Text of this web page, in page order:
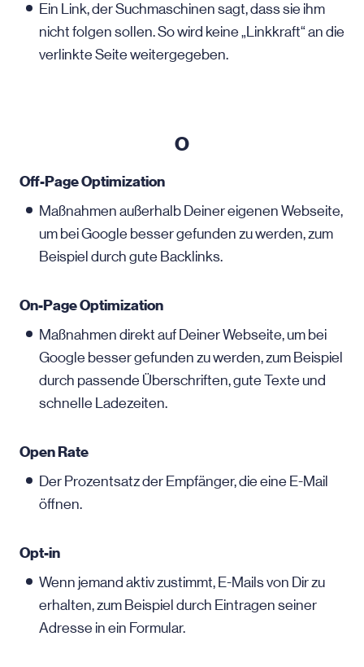
Ein Link, der Suchmaschinen sagt, dass sie ihm
nicht folgen sollen. So wird keine „Linkkraft“ an die
verlinkte Seite weitergegeben.
O
Off-Page Optimization
Maßnahmen außerhalb Deiner eigenen Webseite,
um bei Google besser gefunden zu werden, zum
Beispiel durch gute Backlinks.
On-Page Optimization
Maßnahmen direkt auf Deiner Webseite, um bei
Google besser gefunden zu werden, zum Beispiel
durch passende Überschriften, gute Texte und
schnelle Ladezeiten.
Open Rate
Der Prozentsatz der Empfänger, die eine E-Mail
öffnen.
Opt-in
Wenn jemand aktiv zustimmt, E-Mails von Dir zu
erhalten, zum Beispiel durch Eintragen seiner
Adresse in ein Formular.